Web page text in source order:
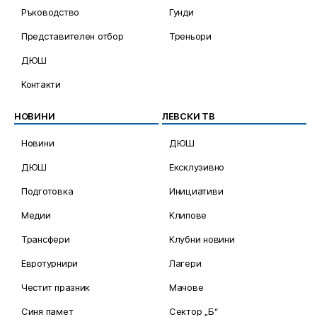
Ръководство
Представителен отбор
ДЮШ
Контакти
Гунди
Треньори
НОВИНИ
Новини
ДЮШ
Подготовка
Медии
Трансфери
Евротурнири
Честит празник
Синя памет
ЛЕВСКИ ТВ
ДЮШ
Ексклузивно
Инициативи
Клипове
Клубни новини
Лагери
Мачове
Сектор „Б“